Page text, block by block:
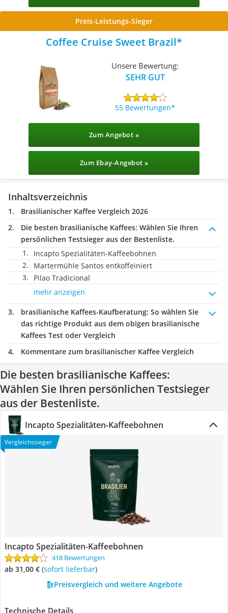
Preis-Leistungs-Sieger
Coffee Cruise Sweet Brazil
Unsere Bewertung:
SEHR GUT
55 Bewertungen
Zum Angebot »
Zum Ebay-Angebot »
Inhaltsverzeichnis
Brasilianischer Kaffee Vergleich 2026
Die besten brasilianische Kaffees: Wählen Sie Ihren
persönlichen Testsieger aus der Bestenliste.
Incapto Spezialitäten-Kaffeebohnen
Martermühle Santos entkoffeiniert
Pilao Tradicional
mehr anzeigen
brasilianische Kaffees-Kaufberatung: So wählen Sie
das richtige Produkt aus dem obigen brasilianische
Kaffees Test oder Vergleich
Kommentare zum brasilianischer Kaffee Vergleich
Die besten brasilianische Kaffees:
Wählen Sie Ihren persönlichen Testsieger
aus der Bestenliste.
Incapto Spezialitäten-Kaffeebohnen
Vergleichssieger
Incapto Spezialitäten-Kaffeebohnen
418 Bewertungen
ab 31,00 € ( Sofort lieferbar)
Preisvergleich und weitere Angebote
Technische Details